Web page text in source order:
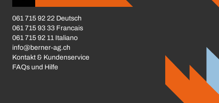
061 715 92 22 Deutsch
061 715 93 33 Francais
061 715 92 11 Italiano
info@berner-ag.ch
Kontakt & Kundenservice
FAQs und Hilfe